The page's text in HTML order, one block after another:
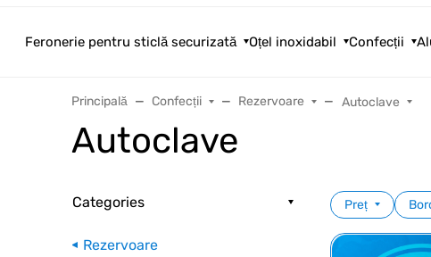
Feronerie pentru sticlă securizată Oțel inoxidabil Confecții
Principală Confecții Rezervoare Autoclave
Autoclave
Categories
Rezervoare
Preț